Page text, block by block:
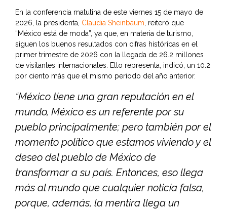
En la conferencia matutina de este viernes 15 de mayo de
2026, la presidenta, Claudia Sheinbaum, reiteró que
“México está de moda”, ya que, en materia de turismo,
siguen los buenos resultados con cifras históricas en el
primer trimestre de 2026 con la llegada de 26.2 millones
de visitantes internacionales. Ello representa, indicó, un 10.2
por ciento más que el mismo periodo del año anterior.
“México tiene una gran reputación en el
mundo, México es un referente por su
pueblo principalmente; pero también por el
momento político que estamos viviendo y el
deseo del pueblo de México de
transformar a su país. Entonces, eso llega
más al mundo que cualquier noticia falsa,
porque, además, la mentira llega un